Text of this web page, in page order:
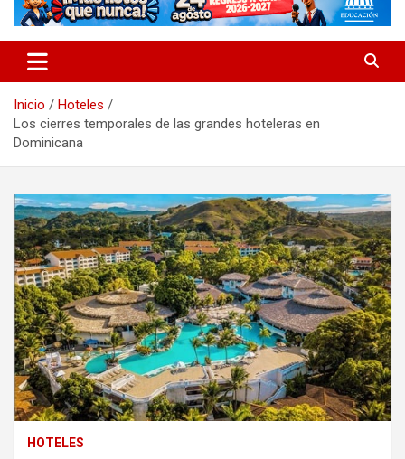
Inicio
Hoteles
Los cierres temporales de las grandes hoteleras en
Dominicana
HOTELES